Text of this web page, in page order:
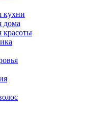
кухни
дома
красоты